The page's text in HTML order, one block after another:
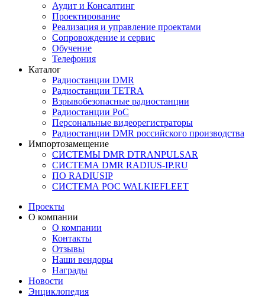
Аудит и Консалтинг
Проектирование
Реализация и управление проектами
Сопровождение и сервис
Обучение
Телефония
Каталог
Радиостанции DMR
Радиостанции TETRA
Взрывобезопасные радиостанции
Радиостанции PoC
Персональные видеорегистраторы
Радиостанции DMR российского производства
Импортозамещение
СИСТЕМЫ DMR DTRANPULSAR
СИСТЕМА DMR RADIUS-IP.RU
ПО RADIUSIP
CИСТЕМА POC WALKIEFLEET
Проекты
О компании
О компании
Контакты
Отзывы
Наши вендоры
Награды
Новости
Энциклопедия